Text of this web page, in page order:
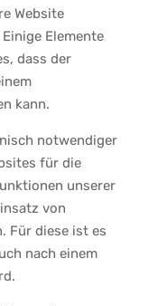
Website
Elemente
dass der
kann.
notwendiger
für die
unserer
von
Für diese ist es
nach einem